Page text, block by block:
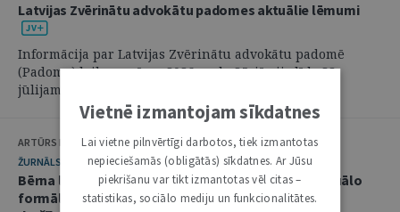
Latvijas Zvērinātu advokātu padomes aktuālie lēmumi
Informācija par Latvijas Zvērinātu advokātu padomē
(Padome) laikposmā no 2026. gada 25. jūnija līdz 28.
jūlijam pieņemtajiem lēmumiem. ...
ARTŪRS KURBATOVS, INGA KUDEIKINA, MARTA URBĀNE
ŽURNĀLS
29. JŪLIJS 2026 • 08:00
Bērna labākās intereses civilprocesā: starp procesuālo
formālismu un pienākumu nekavējoties reaģēt uz
Vietnē izmantojam sīkdatnes
Lai vietne pilnvērtīgi darbotos, tiek izmantotas
nepieciešamās (obligātās) sīkdatnes. Ar Jūsu
piekrišanu var tikt izmantotas vēl citas –
statistikas, sociālo mediju un funkcionalitātes.